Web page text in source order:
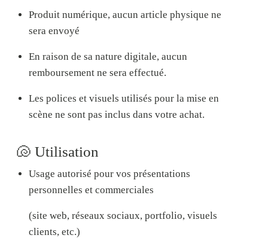
Produitnumérique,aucun article physique ne
sera envoyé
En raison de sa nature digitale, aucun
remboursement ne sera effectué.
Les polices et visuels utilisés pour la mise en
scène ne sont pas inclus dans votre achat.
🐚 Utilisation
Usage autorisé pour vos présentations
personnelles et commerciales
(site web, réseaux sociaux, portfolio, visuels
clients, etc.)